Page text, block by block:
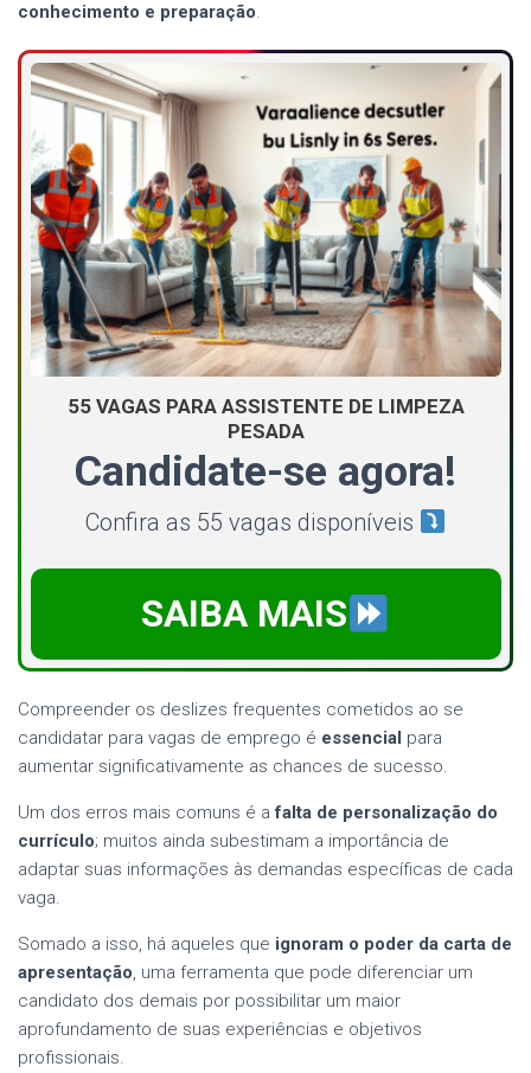
conhecimento e preparação.
55 VAGAS PARA ASSISTENTE DE LIMPEZA
PESADA
Candidate-se agora!
Confira as 55 vagas disponíveis
SAIBA MAIS
Compreender os deslizes frequentes cometidos ao se
candidatar para vagas de emprego é essencial para
aumentar significativamente as chances de sucesso.
Um dos erros mais comuns é afalta de personalização do
currículo; muitos ainda subestimam a importância de
adaptar suas informações às demandas específicas de cada
vaga.
Somado a isso, há aqueles que ignoram o poder da carta de
apresentação, uma ferramenta que pode diferenciar um
candidato dos demais por possibilitar um maior
aprofundamento de suas experiências e objetivos
profissionais.